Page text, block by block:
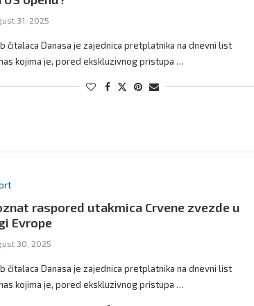
31, 2025
čitalaca Danasa je zajednica pretplatnika na dnevni list
kojima je, pored ekskluzivnog pristupa …
raspored utakmica Crvene zvezde u
Evrope
30, 2025
čitalaca Danasa je zajednica pretplatnika na dnevni list
kojima je, pored ekskluzivnog pristupa …